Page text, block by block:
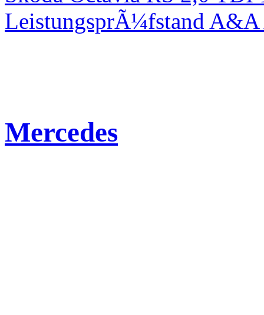
LeistungsprÃ¼fstand
Mercedes